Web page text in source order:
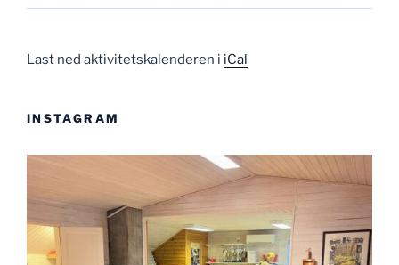
Last ned aktivitetskalenderen i iCal
INSTAGRAM